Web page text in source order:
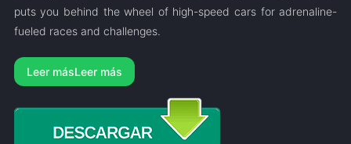
puts you behind the wheel of high-speed cars for adrenaline-
fueled races and challenges.
Leer más